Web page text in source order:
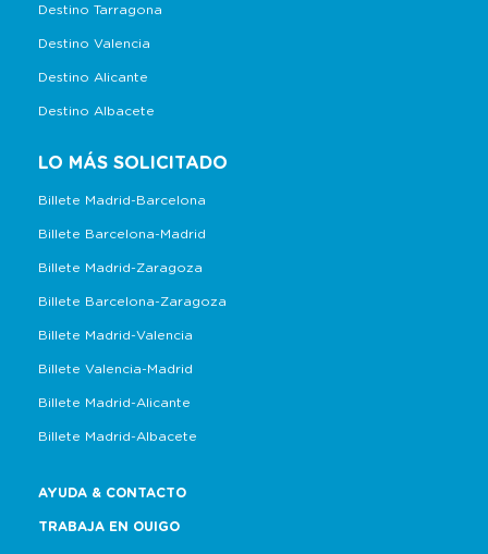
Destino Tarragona
Destino Valencia
Destino Alicante
Destino Albacete
LO MÁS SOLICITADO
Billete Madrid-Barcelona
Billete Barcelona-Madrid
Billete Madrid-Zaragoza
Billete Barcelona-Zaragoza
Billete Madrid-Valencia
Billete Valencia-Madrid
Billete Madrid-Alicante
Billete Madrid-Albacete
AYUDA & CONTACTO
TRABAJA EN OUIGO